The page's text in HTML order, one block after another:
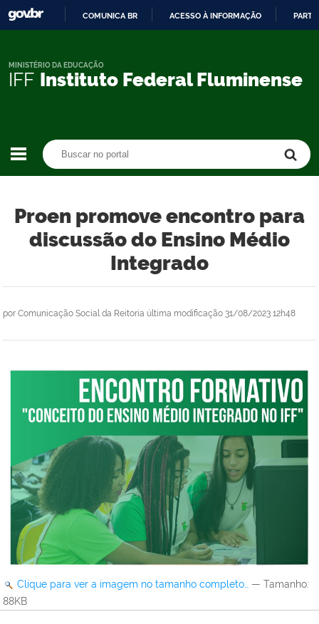
CONTEÚDO
COMUNICA BR ACESSO À INFORMAÇÃO
IFF Instituto Federal Fluminense
MINISTÉRIO DA EDUCAÇÃO
Proen promove encontro para
discussão do Ensino Médio
Integrado
por Comunicação Social da Reitoria última modificação 31/08/2023 12h48
Clique para ver a imagem no tamanho completo… — Tamanho:
88KB